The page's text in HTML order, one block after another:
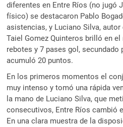
diferentes en Entre Ríos (no jugó
físico) se destacaron Pablo
asistencias, y Luciano Silva,
Taiel Gomez Quinteros brilló en
rebotes y 7 pases gol, secundado
acumuló 20 puntos.
En los primeros momentos el
muy intenso y tomó una rápida
la mano de Luciano Silva, que
consecutivos, Entre Ríos cambió
En una clara muestra de la